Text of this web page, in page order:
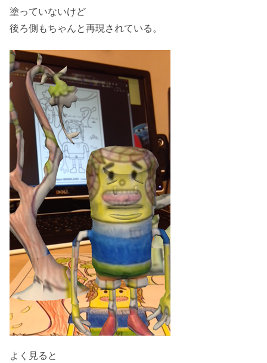
塗っていないけど
後ろ側もちゃんと再現されている。
よく見ると